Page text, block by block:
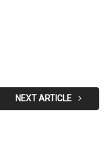
NEXT ARTICLE